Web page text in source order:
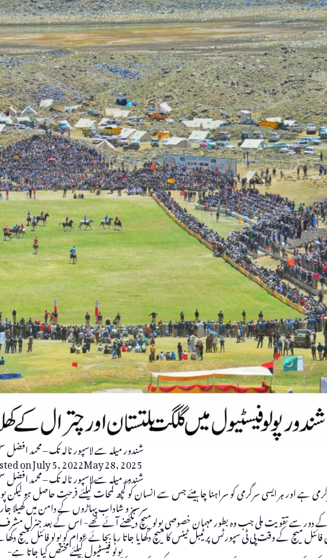
شندور میلہ سے لاسپور نالہ تک – محمد
onJuly 5, 2022May 28, 2025
شندور میلہ سے لاسپور نالہ تک – محمد
ہے اور ہر ایسی سرگرمی کو سراہنا چاہیئے جس سے انسان کو کچھ لمحات کیلئے فرحت حاصل ہو
سرسبز و شاداب پہاڑوں کے دامن میں کھیلا
دور سے تقویت ملی جب وہ بطور مہمان خصوصی پولو میچ دیکھنے آئے تھے- اس کے بعد جنرل مشرف
میچ کے وقت پی ٹی سپورٹس پر ٹیبل ٹینس کا میچ دکھایا جاتا رہا بجائے عوام کو پولو فائنل
پولو فیسٹیول کیلئے مختص کیا جاتا ہے-